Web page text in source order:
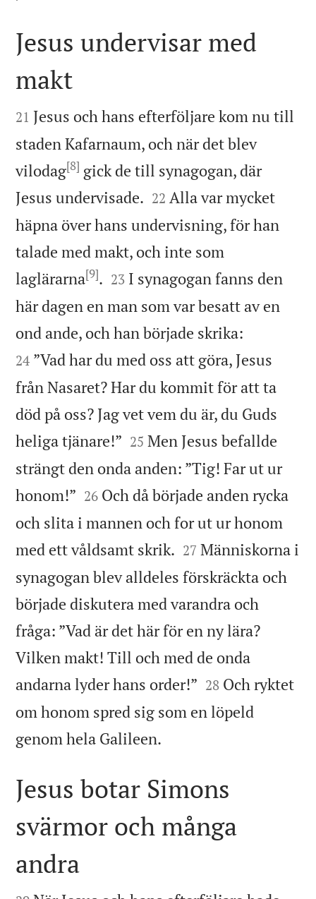

Jesus undervisar med
makt

21 Jesus och hans efterföljare kom nu till
staden Kafarnaum, och när det blev
vilodag[8] gick de till synagogan, där
Jesus undervisade. 

22 Alla var mycket
häpna över hans undervisning, för han
talade med makt, och inte som
laglärarna[9]. 

23 I synagogan fanns den
här dagen en man som var besatt av en
ond ande, och han började skrika:
24 ”Vad har du med oss att göra, Jesus
från Nasaret? Har du kommit för att ta
död på oss? Jag vet vem du är, du Guds
heliga tjänare!” 

25 Men Jesus befallde
strängt den onda anden: ”Tig! Far ut ur
honom!” 

26 Och då började anden rycka
och slita i mannen och for ut ur honom
med ett våldsamt skrik. 

27 Människorna i
synagogan blev alldeles förskräckta och
började diskutera med varandra och
fråga: ”Vad är det här för en ny lära?
Vilken makt! Till och med de onda
andarna lyder hans order!” 

28 Och ryktet
om honom spred sig som en löpeld
genom hela Galileen.
Jesus botar Simons
svärmor och många
andra